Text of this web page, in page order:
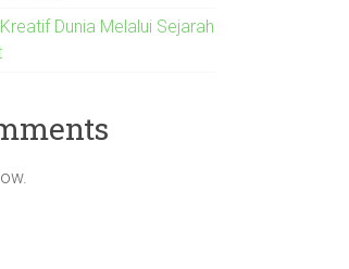
Dunia Melalui Sejarah